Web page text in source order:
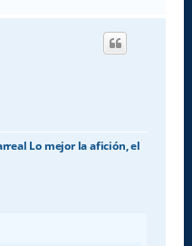
r
Lo mejor la afición, el